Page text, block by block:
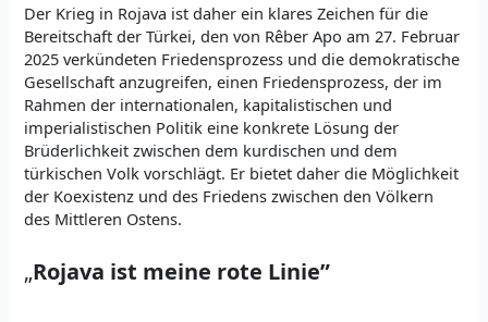
Der Krieg in Rojava ist daher ein klares Zeichen für die
Bereitschaft der Türkei, den von Rêber Apo am 27. Februar
2025 verkündeten Friedensprozess und die demokratische
Gesellschaft anzugreifen, einen Friedensprozess, der im
Rahmen der internationalen, kapitalistischen und
imperialistischen Politik eine konkrete Lösung der
Brüderlichkeit zwischen dem kurdischen und dem
türkischen Volk vorschlägt. Er bietet daher die Möglichkeit
der Koexistenz und des Friedens zwischen den Völkern
des Mittleren Ostens.
„Rojava ist meine rote Linie”